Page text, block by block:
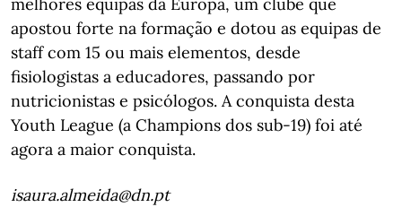
apostou forte na formação e dotou as equipas de
staff com 15 ou mais elementos, desde
fisiologistas a educadores, passando por
nutricionistas e psicólogos. A conquista desta
Youth League (a Champions dos sub-19) foi até
agora a maior conquista.
isaura.almeida@dn.pt